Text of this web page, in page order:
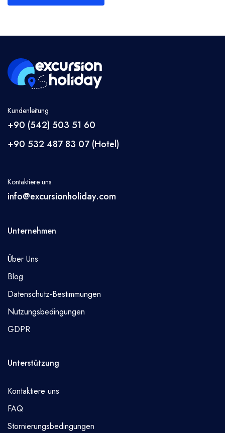
Kundenleitung
+90 (542) 503 51 60
+90 532 487 83 07 (Hotel)
Kontaktiere uns
info@excursionholiday.com
Unternehmen
Über Uns
Blog
Datenschutz-Bestimmungen
Nutzungsbedingungen
GDPR
Unterstützung
Kontaktiere uns
FAQ
Stornierungsbedingungen